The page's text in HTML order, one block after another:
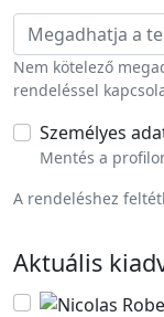
Nem kötelező
rendeléssel
Személyes
Mentés a
A rendeléshez
Aktuális